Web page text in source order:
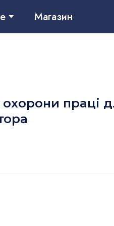
Магазин
охорони праці